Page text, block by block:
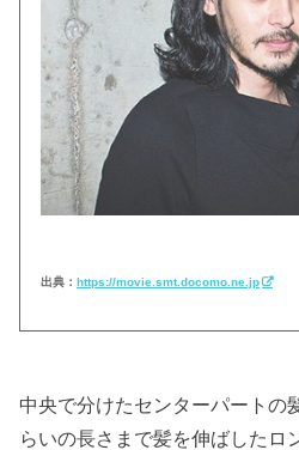
出典：https://movie.smt.docomo.ne.jp
中央で分けたセンターパートの
らいの長さまで髪を伸ばしたロ